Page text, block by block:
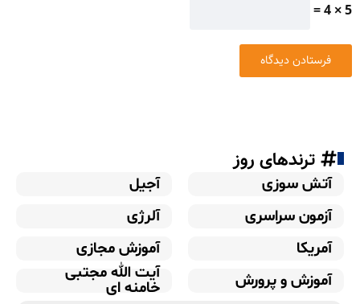
5 × 4 =
ترندهای روز
آتش سوزی
آجیل
آزمون سراسری
آلرژی
آمریکا
آموزش مجازی
آموزش و پرورش
آیت الله مجتبی
خامنه ای